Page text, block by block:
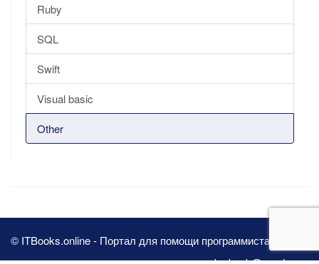
Ruby
SQL
Swift
Visual basic
Other
© ITBooks.online - Портал для помощи программистам 2026